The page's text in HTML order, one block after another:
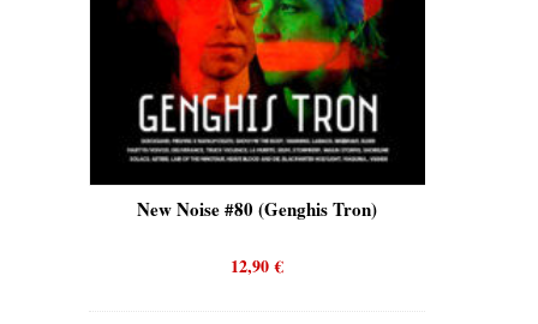
New Noise #80 (Genghis Tron)
12,90€